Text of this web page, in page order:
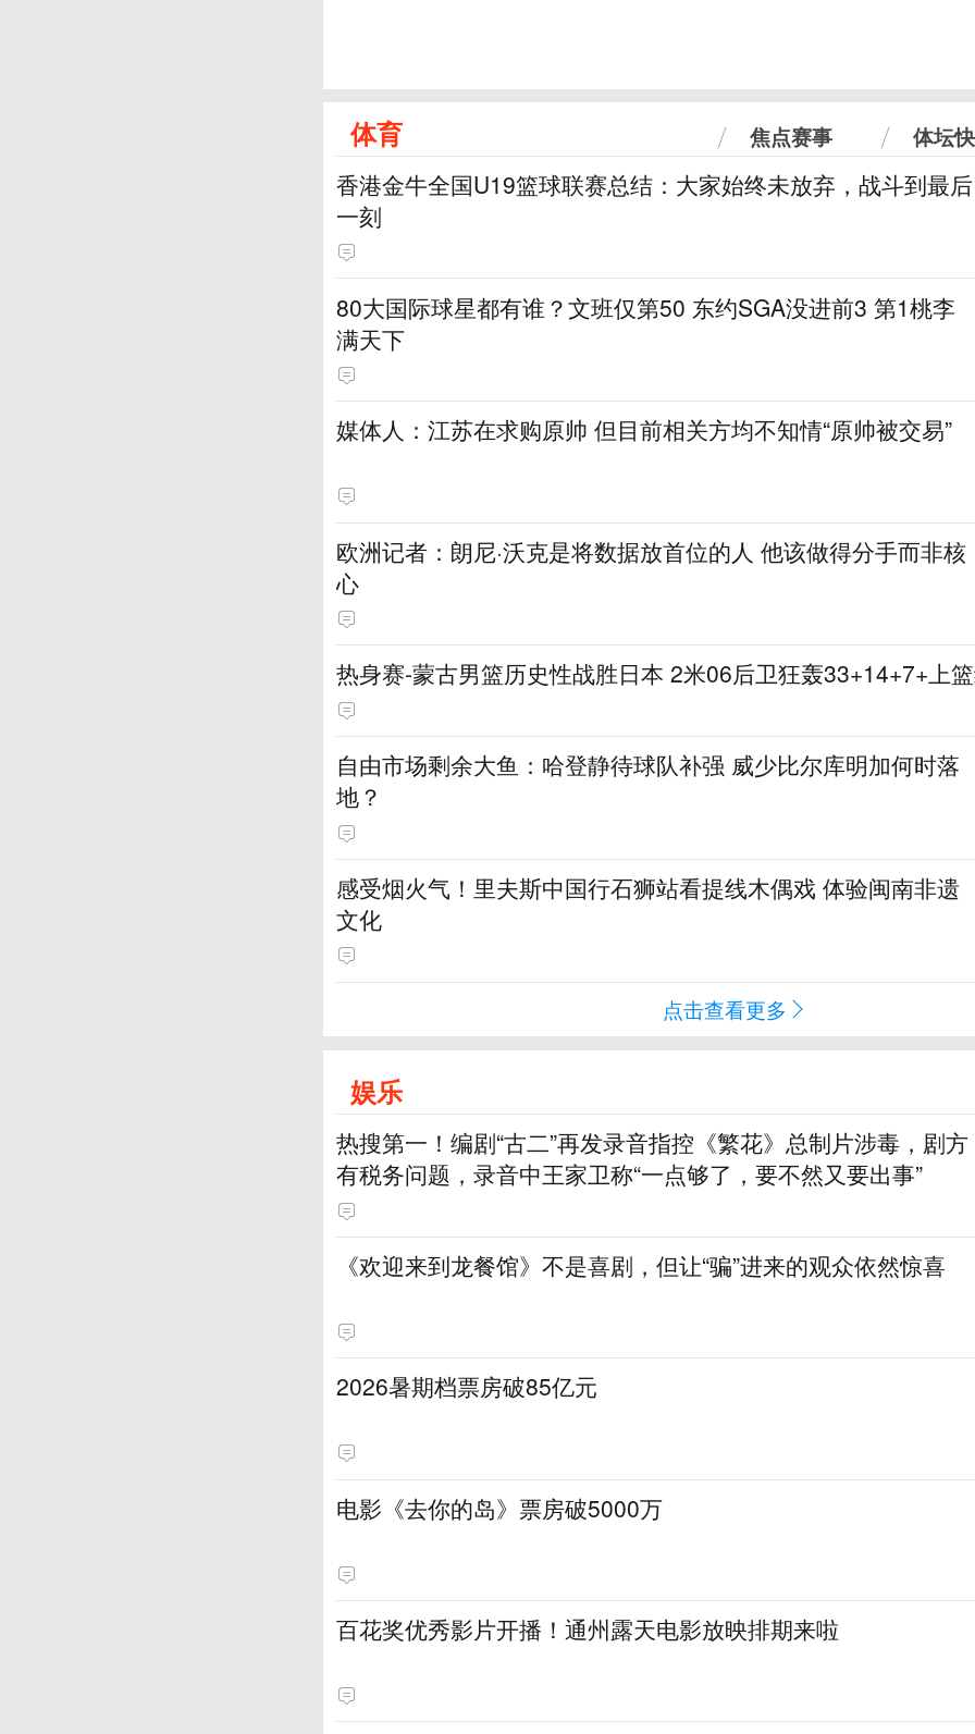
体育 焦点赛事 体坛
香港金牛全国U19篮球联赛总结：大家始终未放弃，战斗到最后
一刻
80大国际球星都有谁？文班仅第50 东约SGA没进前3 第1桃李
满天下
媒体人：江苏在求购原帅 但目前相关方均不知情“原帅被交易”
欧洲记者：朗尼·沃克是将数据放首位的人 他该做得分手而非核
心
热身赛-蒙古男篮历史性战胜日本 2米06后卫狂轰33+14+7+上
自由市场剩余大鱼：哈登静待球队补强 威少比尔库明加何时落
地？
感受烟火气！里夫斯中国行石狮站看提线木偶戏 体验闽南非遗
文化
点击查看更多
娱乐
热搜第一！编剧“古二”再发录音指控《繁花》总制片涉毒，剧方
有税务问题，录音中王家卫称“一点够了，要不然又要出事”
《欢迎来到龙餐馆》不是喜剧，但让“骗”进来的观众依然惊喜
2026暑期档票房破85亿元
电影《去你的岛》票房破5000万
百花奖优秀影片开播！通州露天电影放映排期来啦